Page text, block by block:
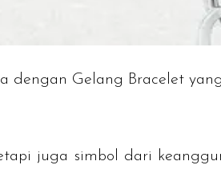
dengan Gelang Bracelet
juga simbol dari